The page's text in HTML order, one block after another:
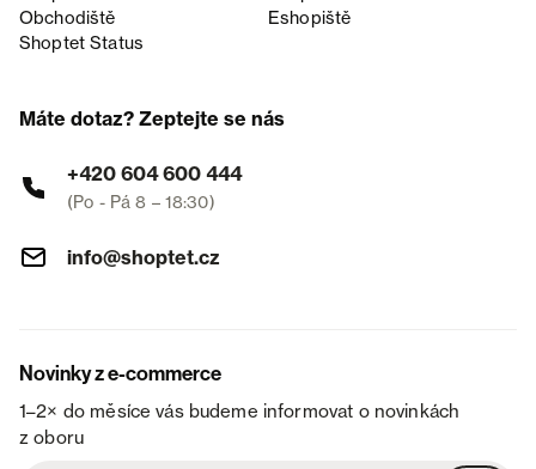
Obchodiště
Eshopiště
Shoptet Status
Máte dotaz? Zeptejte se nás
+420 604 600 444
(Po - Pá 8 – 18:30)
info@shoptet.cz
Novinky z e-commerce
1–2× do měsíce vás budeme informovat o novinkách
z oboru